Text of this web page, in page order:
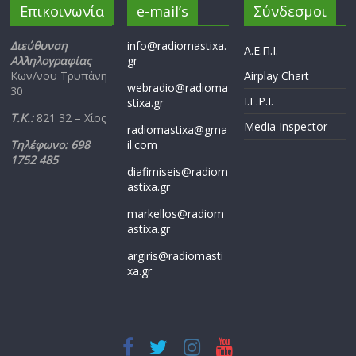
Επικοινωνία
Διεύθυνση
Αλληλογραφίας
Κων/νου Τρυπάνη
30
Τ.Κ.: 821 32 – Χίος
Τηλέφωνο: 698
1752 485
e-mail’s
info@radiomastixa.
gr
webradio@radioma
stixa.gr
radiomastixa@gma
il.com
diafimiseis@radiom
astixa.gr
markellos@radiom
astixa.gr
argiris@radiomasti
xa.gr
Σύνδεσμοι
Α.Ε.Π.Ι.
Airplay Chart
I.F.P.I.
Media Inspector